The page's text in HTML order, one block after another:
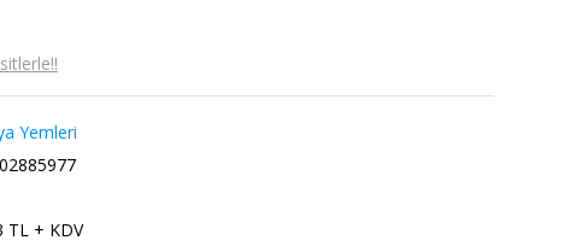
Yemleri
TL + KDV